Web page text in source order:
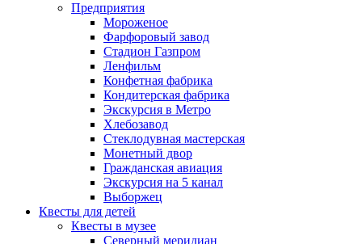
Предприятия
Мороженое
Фарфоровый завод
Стадион Газпром
Ленфильм
Конфетная фабрика
Кондитерская фабрика
Экскурсия в Метро
Хлебозавод
Стеклодувная мастерская
Монетный двор
Гражданская авиация
Экскурсия на 5 канал
Выборжец
Квесты для детей
Квесты в музее
Северный меридиан